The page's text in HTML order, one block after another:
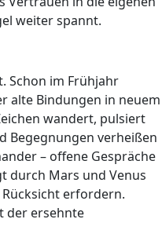
weiter spannt.
Schon im Frühjahr
alte Bindungen in neuem
wandert, pulsiert
Begegnungen verheißen
– offene Gespräche
durch Mars und Venus
erfordern.
der ersehnte